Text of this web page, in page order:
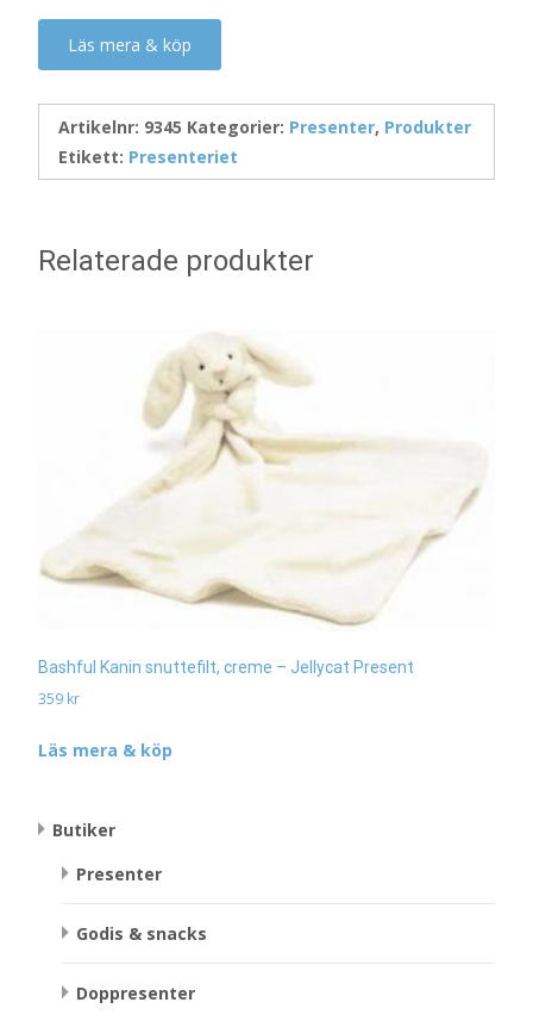
Läs mera & köp
Artikelnr: 9345 Kategorier: Presenter, Produkter
Etikett: Presenteriet
Relaterade produkter
Bashful Kanin snuttefilt, creme – Jellycat Present
359 kr
Läs mera & köp
Butiker
Presenter
Godis & snacks
Doppresenter